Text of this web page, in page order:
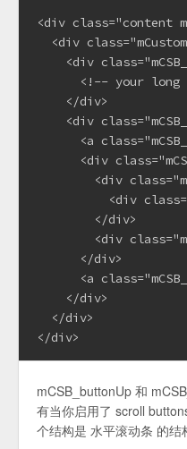
<div class="content
<div
<div
<!-- your long
    </div>
<div
<a
<div
<div
<div
        </div>
<div
      </div>
<a
    </div>
  </div>
</div>
mCSB_buttonUp 和
有当你启用了 scroll
个结构是 水平滚动条 的结